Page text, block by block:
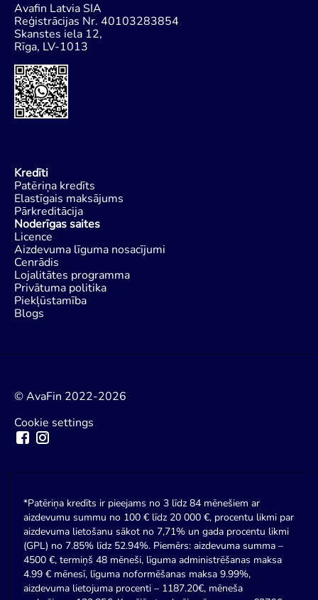
Avafin Latvia SIA
Reģistrācijas Nr. 40103283854
Skanstes iela 12,
Rīga, LV-1013
Kredīti
Patēriņa kredīts
Elastīgais maksājums
Pārkreditācija
Noderīgas saites
Licence
Aizdevuma līguma nosacījumi
Cenrādis
Lojalitātes programma
Privātuma politika
Piekļūstamība
Blogs
© AvaFin 2022-2026
Cookie settings
*Patēriņa kredīts ir pieejams no 3 līdz 84 mēnešiem ar
aizdevumu summu no 100 € līdz 20 000 €, procentu likmi par
aizdevuma lietošanu sākot no 7,71% un gada procentu likmi
(GPL) no 7.85% līdz 52.94%. Piemērs: aizdevuma summa –
4500 €, termiņš 48 mēneši, līguma administrēšanas maksa
4.99 € mēnesī, līguma noformēšanas maksa 9.99%,
aizdevuma lietojuma procenti – 1187.20€, mēneša